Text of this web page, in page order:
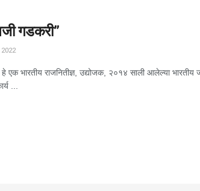
गडकरी”
भारतीय राजनितीज्ञ, उद्योजक, २०१४ साली आलेल्या भारतीय
...